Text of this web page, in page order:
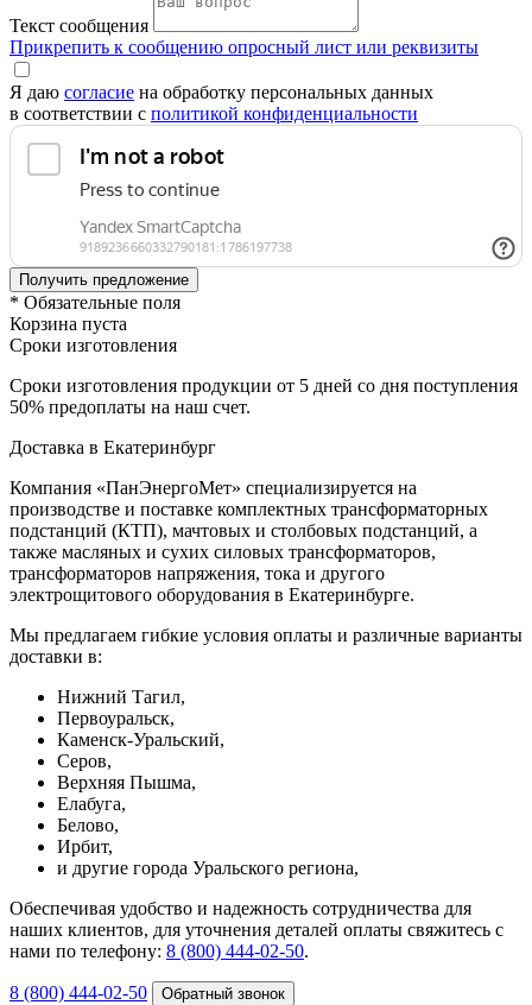
Текст сообщения
Прикрепить к сообщению опросный лист или реквизиты
Я даю согласие на обработку персональных данных
в соответствии с политикой конфиденциальности
* Обязательные поля
Корзина пуста
Сроки изготовления
Сроки изготовления продукции от 5 дней со дня поступления
50% предоплаты на наш счет.
Доставка в Екатеринбург
Компания «ПанЭнергоМет» специализируется на
производстве и поставке комплектных трансформаторных
подстанций (КТП), мачтовых и столбовых подстанций, а
также масляных и сухих силовых трансформаторов,
трансформаторов напряжения, тока и другого
электрощитового оборудования в Екатеринбурге.
Мы предлагаем гибкие условия оплаты и различные варианты
доставки в:
Нижний Тагил,
Первоуральск,
Каменск-Уральский,
Серов,
Верхняя Пышма,
Елабуга,
Белово,
Ирбит,
и другие города Уральского региона,
Обеспечивая удобство и надежность сотрудничества для
наших клиентов, для уточнения деталей оплаты свяжитесь с
нами по телефону: 8 (800) 444-02-50.
8 (800) 444-02-50